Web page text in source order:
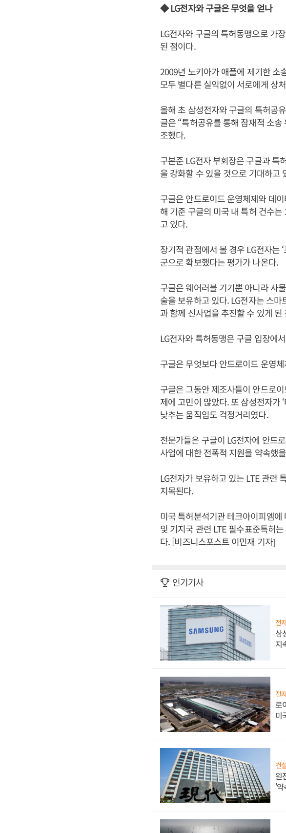
◆ LG전자와 구글은 무엇을 얻나
LG전자와 구글의 특허동맹으로 가
된 점이다.
2009년 노키아가 애플에 제기한 소
모두 별다른 실익없이 서로에게 상
올해 초 삼성전자와 구글의 특허공
글은 “특허공유를 통해 잠재적 소
조했다.
구본준 LG전자 부회장은 구글과 특
을 강화할 수 있을 것으로 기대하고
구글은 안드로이드 운영체제와 데
해 기준 구글의 미국 내 특허 건수
고 있다.
장기적 관점에서 볼 경우 LG전자는
군으로 확보했다는 평가가 나온다.
구글은 웨어러블 기기뿐 아니라 사
술을 보유하고 있다. LG전자는 스
과 함께 신사업을 추진할 수 있게 된
LG전자와 특허동맹은 구글 입장에
구글은 무엇보다 안드로이드 운영
구글은 그동안 제조사들이 안드로
제에 고민이 많았다. 또 삼성전자가
낮추는 움직임도 걱정거리였다.
전문가들은 구글이 LG전자에 안드
사업에 대한 전폭적 지원을 약속했
LG전자가 보유하고 있는 LTE 관련
지목된다.
미국 특허분석기관 테크아이피엠
및 기지국 관련 LTE 필수표준특허
다. [비즈니스포스트 이민재 기자]
인기기사
전
삼
지
전
로
미
건
원
'약